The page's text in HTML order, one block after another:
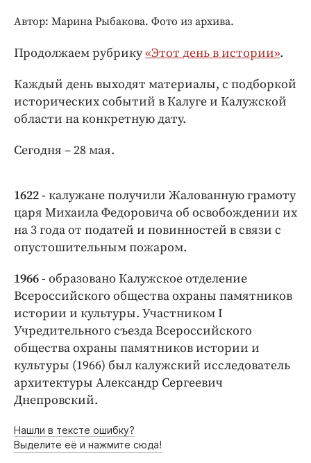
Интересное чтиво
Клиника года
Бренд года
Автор: Марина Рыбакова. Фото из архива.
Продолжаем рубрику«Этот день в истории».
Каждый день выходят материалы, с подборкой
исторических событий в Калуге и Калужской
области на конкретную дату.
Сегодня – 28 мая.
1622 -калужане получили Жалованную грамоту
царя Михаила Федоровича об освобождении их
на 3 года от податей и повинностей в связи с
опустошительным пожаром.
1966- образовано Калужское отделение
Всероссийского общества охраны памятников
истории и культуры. Участником I
Учредительного съезда Всероссийского
общества охраны памятников истории и
культуры (1966) был калужский исследователь
архитектуры Александр Сергеевич
Днепровский.
Нашли в тексте ошибку?
Выделите её и нажмите сюда!